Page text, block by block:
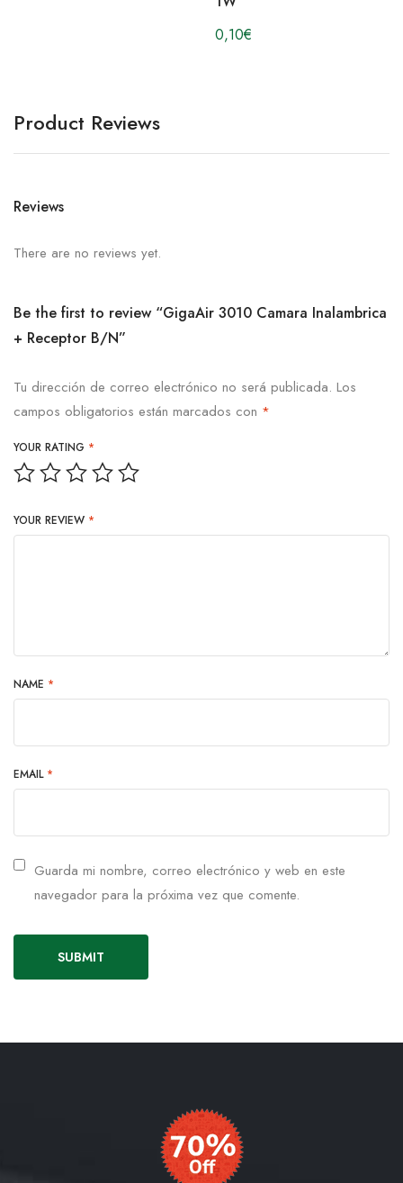
0,10€
Product Reviews
Reviews
There are no reviews yet.
Be the first to review “GigaAir 3010 Camara Inalambrica
+ Receptor B/N”
Tu dirección de correo electrónico no será publicada. Los
campos obligatorios están marcados con *
YOUR RATING *
YOUR REVIEW *
NAME *
EMAIL *
Guarda mi nombre, correo electrónico y web en este
navegador para la próxima vez que comente.